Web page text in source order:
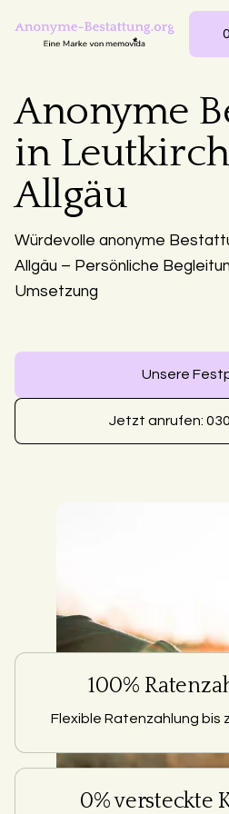
Anonyme
in
Allgäu
Würdevolle anonyme
Allgäu – Persönliche
Umsetzung
Unsere
Jetzt anrufen:
100%
Flexible Ratenzahlung bis
0% versteckte